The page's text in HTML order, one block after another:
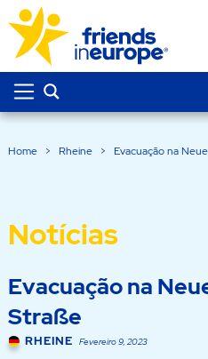
Home > Rheine > Evacuação na
Notícias
Evacuação na
Straße
RHEINE Fevereiro 9, 2023